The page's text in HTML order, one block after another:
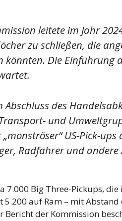
leitete im Jahr
zu schließen, die
könnten. Die Einführung
Abschluss des
und
US-Pick-
Radfahrer und
7.000 Big Three-Pickups,
5.200 auf Ram – mit
Bericht der Kommission